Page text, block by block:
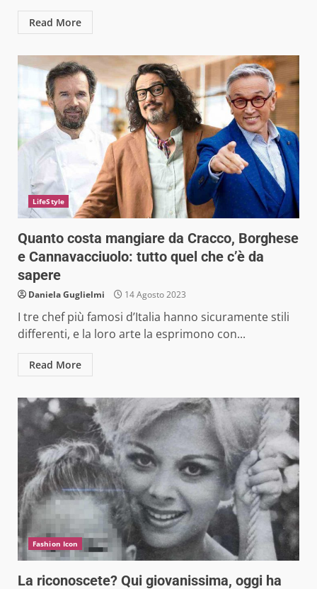
Read More
LifeStyle
Quanto costa mangiare da Cracco, Borghese
e Cannavacciuolo: tutto quel che c’è da
sapere
Daniela Guglielmi 14 Agosto 2023
I tre chef più famosi d’Italia hanno sicuramente stili
differenti, e la loro arte la esprimono con...
Read More
Fashion Icon
La riconoscete? Qui giovanissima, oggi ha